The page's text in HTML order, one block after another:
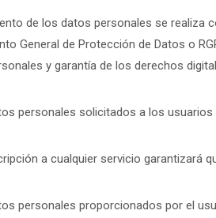
de los datos personales se realiza
General de Protección de Datos o
y garantía de los derechos
personales solicitados a los
a cualquier servicio garantizará
personales proporcionados por el